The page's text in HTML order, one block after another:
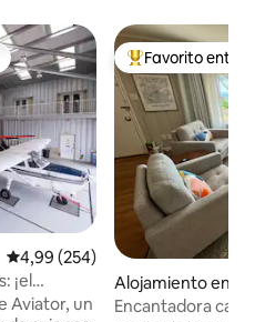
más destacados
Calificación promedio: 4,99 de
4,99 (254)
¡el
Worth!
Aviator, un
Favorito entre
Favorito entre
Alojamiento en
Encantadora